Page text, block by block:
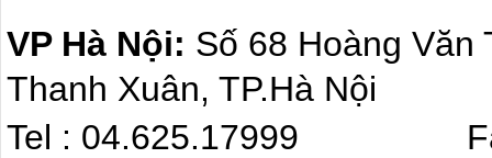
VP Hà Nội: Số 68 Hoàng
Thanh Xuân, TP.Hà Nội
Tel : 04.625.17999